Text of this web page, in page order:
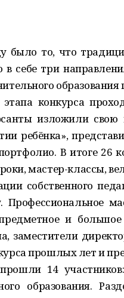
было то, что
себе три
образования
конкурса
изложили свою
ребёнка»,
В итоге 26
мастер-классы,
собственного
и
заместители
прошлых лет и
14
образования.